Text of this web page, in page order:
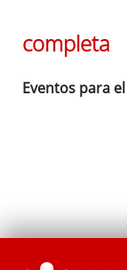
completa
Eventos para